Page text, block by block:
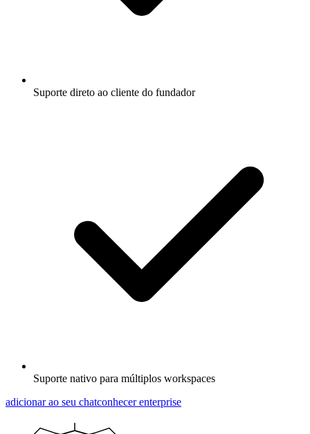
Suporte direto ao cliente do fundador
Suporte nativo para múltiplos workspaces
adicionar ao seu chatconhecer enterprise